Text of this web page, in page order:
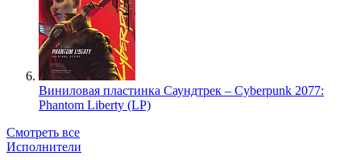
Виниловая пластинка Саундтрек – Cyberpunk 2077:
Phantom Liberty (LP)
Смотреть все
Исполнители